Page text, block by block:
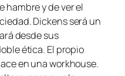
hambre y de ver el
Dickens será un
desde sus
ética. El propio
en una workhouse.